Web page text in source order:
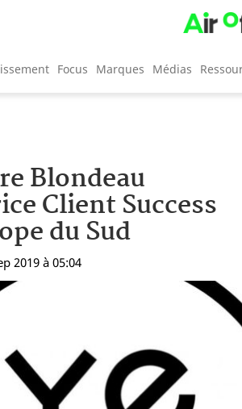
Focus Marques Médias
Blondeau
Client Success
du Sud
2019 à 05:04